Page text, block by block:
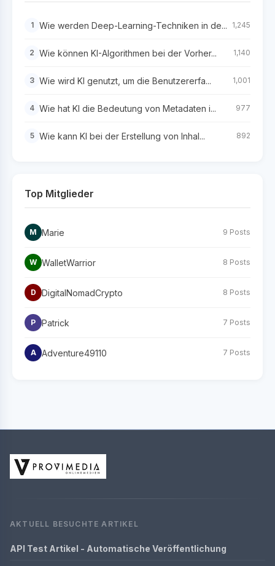
1 Wie werden Deep-Learning-Techniken in de... 1,245
2 Wie können KI-Algorithmen bei der Vorher... 1,140
3 Wie wird KI genutzt, um die Benutzererfa... 1,001
4 Wie hat KI die Bedeutung von Metadaten i... 977
5 Wie kann KI bei der Erstellung von Inhal... 892
Top Mitglieder
M Marie 9 Posts
W WalletWarrior 8 Posts
D DigitalNomadCrypto 8 Posts
P Patrick 7 Posts
A Adventure49110 7 Posts
AKTUELL BESUCHTE ARTIKEL
API Test Artikel - Automatische Veröffentlichung